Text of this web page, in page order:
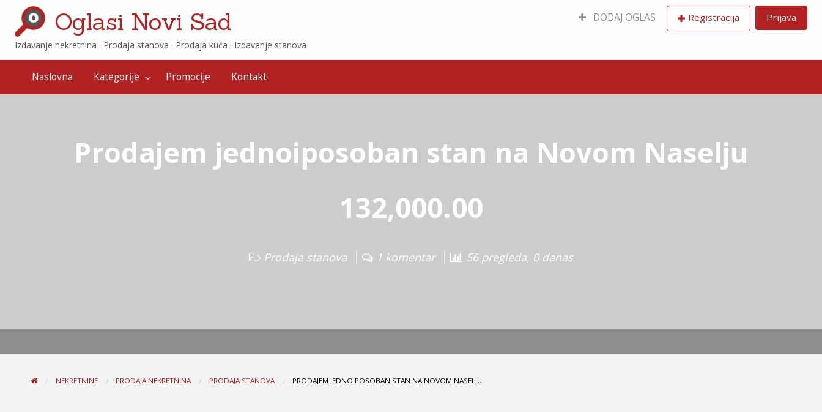
Promocije Kontakt
DODAJ OGLAS Registracija Prijava
Oglasi Novi Sad
Izdavanje nekretnina · ‎Prodaja stanova · ‎Prodaja kuća · ‎Izdavanje stanova
Naslovna Kategorije Promocije Kontakt
Prodajem jednoiposoban stan na Novom Naselju
132,000.00
Prodaja stanova 1 komentar 56 pregleda, 0 danas
NEKRETNINE PRODAJA NEKRETNINA PRODAJA STANOVA PRODAJEM JEDNOIPOSOBAN STAN NA NOVOM NASELJU